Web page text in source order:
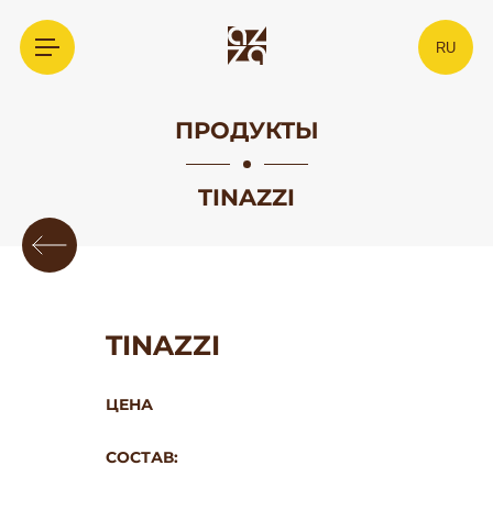
RU
ПРОДУКТЫ
TINAZZI
TINAZZI
ЦЕНА
СОСТАВ: